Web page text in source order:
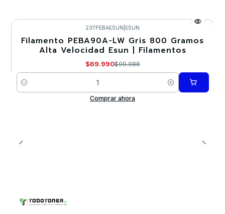
-30%
237PEBAESUN ESUN
Filamento PEBA90A-LW Gris 800 Gramos
Alta Velocidad Esun | Filamentos
$69.990$99.986
Cantidad
Comprar ahora